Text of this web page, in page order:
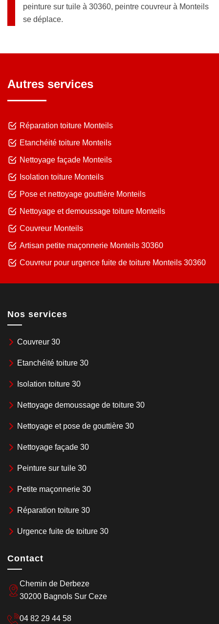
peinture sur tuile à 30360, peintre couvreur à Monteils
se déplace.
Autres services
Réparation toiture Monteils
Etanchéité toiture Monteils
Nettoyage façade Monteils
Isolation toiture Monteils
Pose et nettoyage gouttière Monteils
Nettoyage et demoussage toiture Monteils
Couvreur Monteils
Artisan petite maçonnerie Monteils 30360
Couvreur pour urgence fuite de toiture Monteils 30360
Nos services
Couvreur 30
Etanchéité toiture 30
Isolation toiture 30
Nettoyage demoussage de toiture 30
Nettoyage et pose de gouttière 30
Nettoyage façade 30
Peinture sur tuile 30
Petite maçonnerie 30
Réparation toiture 30
Urgence fuite de toiture 30
Contact
Chemin de Derbeze
30200 Bagnols Sur Ceze
04 82 29 44 58